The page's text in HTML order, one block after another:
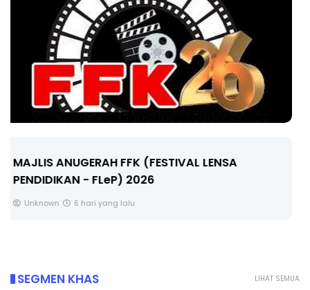
🔴 [LIVE] MATEMATIK SR, WANG TAHUN 6 OLEH
CIKGU ANITA #ALLINONE #141 #...
LIHAT SEMUA
SEGMEN KHAS